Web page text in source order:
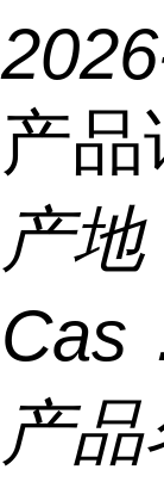
产品
产地
Cas
产